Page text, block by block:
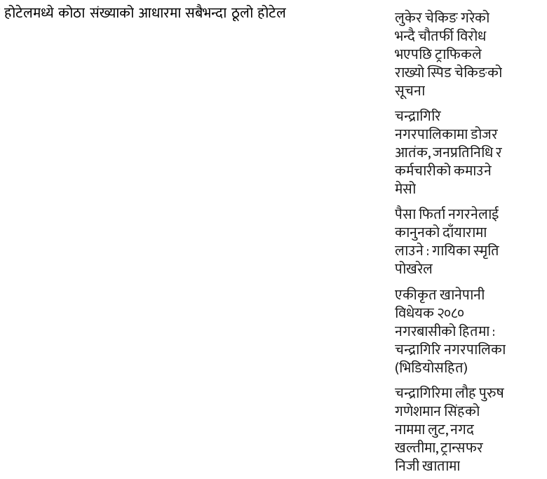
कोठा संख्याको आधारमा सबैभन्दा ठूलो होटेल
लुकेर चेकिङ गरेको
भन्दै चौतर्फी विरोध
भएपछि ट्राफिकले
राख्यो स्पिड चेकिङको
सूचना
चन्द्रागिरि
नगरपालिकामा डोजर
आतंक, जनप्रतिनिधि र
कर्मचारीको कमाउने
मेसो
पैसा फिर्ता नगरनेलाई
कानुनको दाँयारामा
लाउने : गायिका स्‍मृति
पोखरेल
एकीकृत खानेपानी
विधेयक २०८०
नगरबासीको हितमा :
चन्द्रागिरि नगरपालिका
(भिडियोसहित)
चन्द्रागिरिमा लौह पुरुष
गणेशमान सिंहको
नाममा लुट, नगद
खल्तीमा, ट्रान्सफर
निजी खातामा